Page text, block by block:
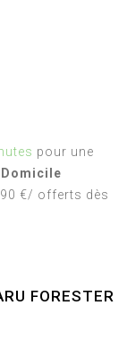
pour une
Domicile
€/ offerts dès
FORESTER